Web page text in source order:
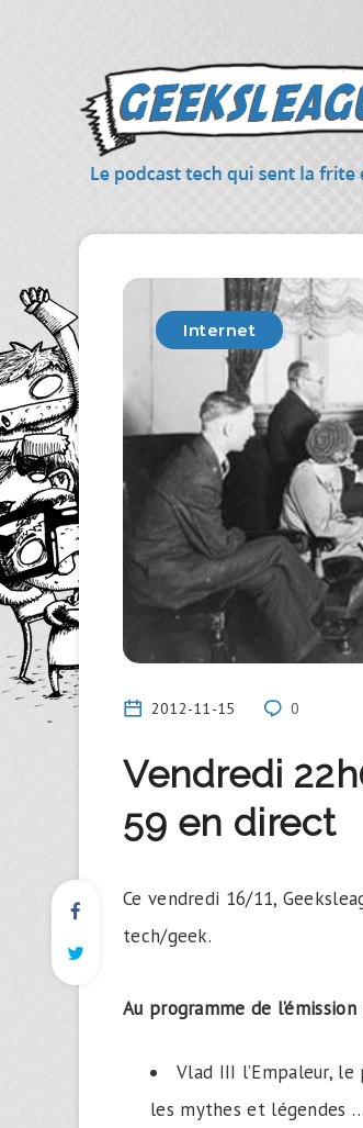
Internet
2012-11-15 0
Vendredi
59 en direct
Ce vendredi 16/11,
tech/geek.
Au programme de l’émission
Vlad III l’Empaleur,
les mythes et légendes